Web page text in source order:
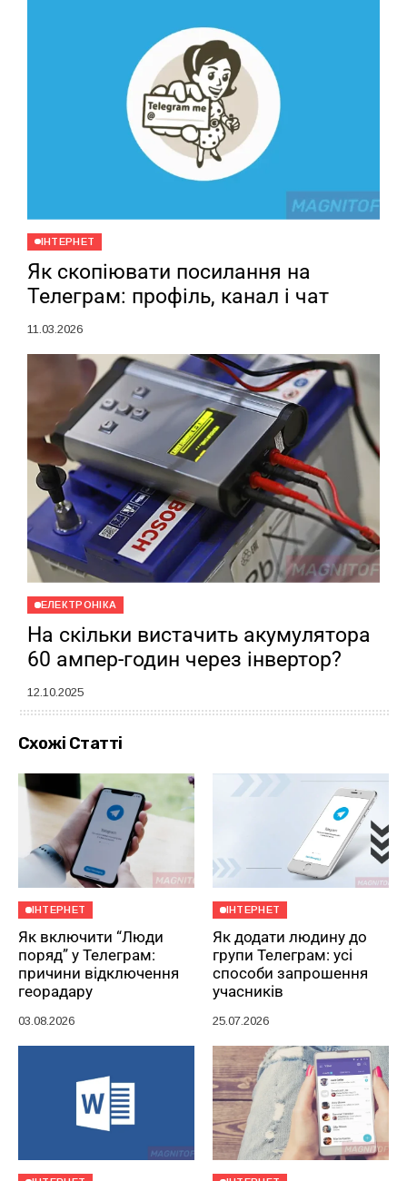
ІНТЕРНЕТ
Як скопіювати посилання на
Телеграм: профіль, канал і чат
11.03.2026
ЕЛЕКТРОНІКА
На скільки вистачить акумулятора
60 ампер-годин через інвертор?
12.10.2025
Схожі Статті
ІНТЕРНЕТ
Як включити “Люди
поряд” у Телеграм:
причини відключення
георадару
03.08.2026
ІНТЕРНЕТ
Як додати людину до
групи Телеграм: усі
способи запрошення
учасників
25.07.2026